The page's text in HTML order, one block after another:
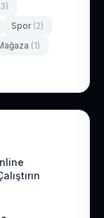
Spor (2)
(1)